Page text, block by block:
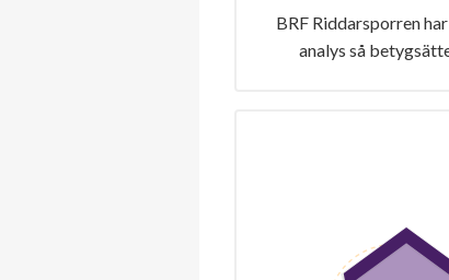
BRF Riddarsporren
analys så